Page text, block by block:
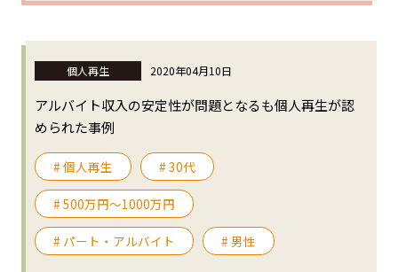
個人再生 2020年04月10日
アルバイト収入の安定性が問題となるも個人再生が認
められた事例
# 個人再生 # 30代
# 500万円〜1000万円
# パート・アルバイト # 男性